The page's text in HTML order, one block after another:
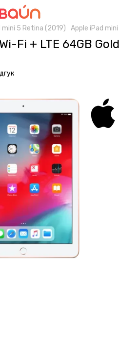
mini 5 Retina (2019) Apple iPad mini
Fi + LTE 64GB Gold